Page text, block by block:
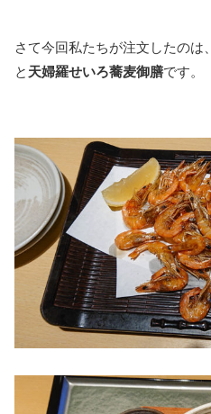
さて今回私たちが注文したのは、
と 天婦羅せいろ蕎麦御膳です。